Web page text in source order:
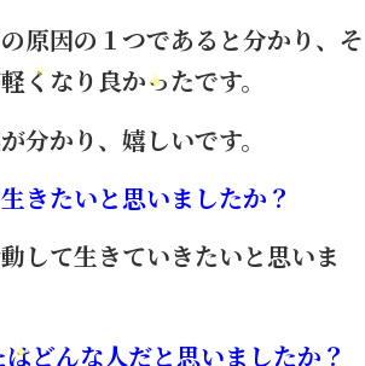
原因の１つであると分かり、そ
くなり良かったです。
分かり、嬉しいです。
きたいと思いましたか？
して生きていきたいと思いま
どんな人だと思いましたか？